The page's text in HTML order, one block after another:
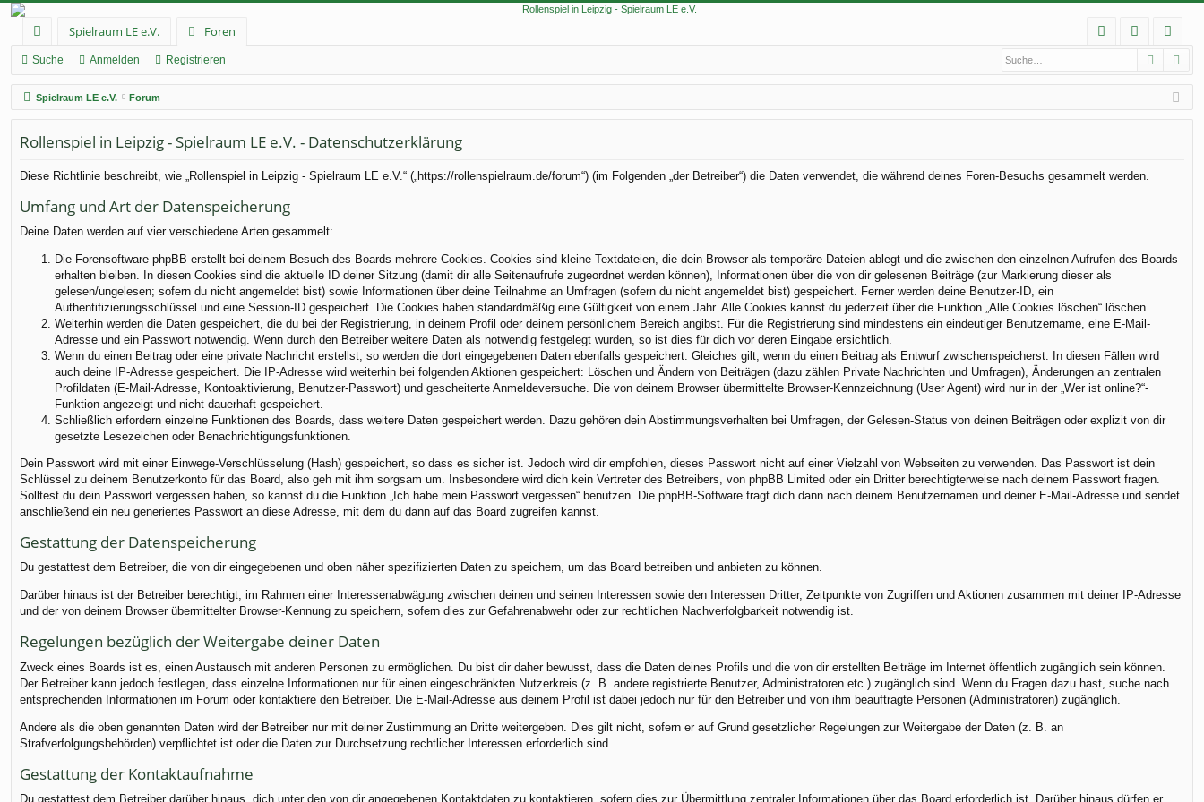
ch
ne
llz
ug
rif
Spielraum LE e.V.
Foren
Q
m
el
n
eg
ist
rie
Suche Anmelden Registrieren Suche
Spielraum LE e.V. Forum
Rollenspiel in Leipzig - Spielraum LE e.V. - Datenschutzerklärung
Diese Richtlinie beschreibt, wie „Rollenspiel in Leipzig - Spielraum LE e.V.“ („https://rollenspielraum.de/forum“) (im Folgenden „der Betreiber“) die Daten verwendet, die während deines Foren-Besuchs gesammelt werden.
Umfang und Art der Datenspeicherung
Deine Daten werden auf vier verschiedene Arten gesammelt:
Die Forensoftware phpBB erstellt bei deinem Besuch des Boards mehrere Cookies. Cookies sind kleine Textdateien, die dein Browser als temporäre Dateien ablegt und die zwischen den einzelnen Aufrufen des Boards
erhalten bleiben. In diesen Cookies sind die aktuelle ID deiner Sitzung (damit dir alle Seitenaufrufe zugeordnet werden können), Informationen über die von dir gelesenen Beiträge (zur Markierung dieser als
gelesen/ungelesen; sofern du nicht angemeldet bist) sowie Informationen über deine Teilnahme an Umfragen (sofern du nicht angemeldet bist) gespeichert. Ferner werden deine Benutzer-ID, ein
Authentifizierungsschlüssel und eine Session-ID gespeichert. Die Cookies haben standardmäßig eine Gültigkeit von einem Jahr. Alle Cookies kannst du jederzeit über die Funktion „Alle Cookies löschen“ löschen.
Weiterhin werden die Daten gespeichert, die du bei der Registrierung, in deinem Profil oder deinem persönlichem Bereich angibst. Für die Registrierung sind mindestens ein eindeutiger Benutzername, eine E-Mail-
Adresse und ein Passwort notwendig. Wenn durch den Betreiber weitere Daten als notwendig festgelegt wurden, so ist dies für dich vor deren Eingabe ersichtlich.
Wenn du einen Beitrag oder eine private Nachricht erstellst, so werden die dort eingegebenen Daten ebenfalls gespeichert. Gleiches gilt, wenn du einen Beitrag als Entwurf zwischenspeicherst. In diesen Fällen wird
auch deine IP-Adresse gespeichert. Die IP-Adresse wird weiterhin bei folgenden Aktionen gespeichert: Löschen und Ändern von Beiträgen (dazu zählen Private Nachrichten und Umfragen), Änderungen an zentralen
Profildaten (E-Mail-Adresse, Kontoaktivierung, Benutzer-Passwort) und gescheiterte Anmeldeversuche. Die von deinem Browser übermittelte Browser-Kennzeichnung (User Agent) wird nur in der „Wer ist online?“-
Funktion angezeigt und nicht dauerhaft gespeichert.
Schließlich erfordern einzelne Funktionen des Boards, dass weitere Daten gespeichert werden. Dazu gehören dein Abstimmungsverhalten bei Umfragen, der Gelesen-Status von deinen Beiträgen oder explizit von dir
gesetzte Lesezeichen oder Benachrichtigungsfunktionen.
Dein Passwort wird mit einer Einwege-Verschlüsselung (Hash) gespeichert, so dass es sicher ist. Jedoch wird dir empfohlen, dieses Passwort nicht auf einer Vielzahl von Webseiten zu verwenden. Das Passwort ist dein
Schlüssel zu deinem Benutzerkonto für das Board, also geh mit ihm sorgsam um. Insbesondere wird dich kein Vertreter des Betreibers, von phpBB Limited oder ein Dritter berechtigterweise nach deinem Passwort fragen.
Solltest du dein Passwort vergessen haben, so kannst du die Funktion „Ich habe mein Passwort vergessen“ benutzen. Die phpBB-Software fragt dich dann nach deinem Benutzernamen und deiner E-Mail-Adresse und sendet
anschließend ein neu generiertes Passwort an diese Adresse, mit dem du dann auf das Board zugreifen kannst.
Gestattung der Datenspeicherung
Du gestattest dem Betreiber, die von dir eingegebenen und oben näher spezifizierten Daten zu speichern, um das Board betreiben und anbieten zu können.
Darüber hinaus ist der Betreiber berechtigt, im Rahmen einer Interessenabwägung zwischen deinen und seinen Interessen sowie den Interessen Dritter, Zeitpunkte von Zugriffen und Aktionen zusammen mit deiner IP-Adresse
und der von deinem Browser übermittelter Browser-Kennung zu speichern, sofern dies zur Gefahrenabwehr oder zur rechtlichen Nachverfolgbarkeit notwendig ist.
Regelungen bezüglich der Weitergabe deiner Daten
Zweck eines Boards ist es, einen Austausch mit anderen Personen zu ermöglichen. Du bist dir daher bewusst, dass die Daten deines Profils und die von dir erstellten Beiträge im Internet öffentlich zugänglich sein können.
Der Betreiber kann jedoch festlegen, dass einzelne Informationen nur für einen eingeschränkten Nutzerkreis (z. B. andere registrierte Benutzer, Administratoren etc.) zugänglich sind. Wenn du Fragen dazu hast, suche nach
entsprechenden Informationen im Forum oder kontaktiere den Betreiber. Die E-Mail-Adresse aus deinem Profil ist dabei jedoch nur für den Betreiber und von ihm beauftragte Personen (Administratoren) zugänglich.
Andere als die oben genannten Daten wird der Betreiber nur mit deiner Zustimmung an Dritte weitergeben. Dies gilt nicht, sofern er auf Grund gesetzlicher Regelungen zur Weitergabe der Daten (z. B. an
Strafverfolgungsbehörden) verpflichtet ist oder die Daten zur Durchsetzung rechtlicher Interessen erforderlich sind.
Gestattung der Kontaktaufnahme
Du gestattest dem Betreiber darüber hinaus, dich unter den von dir angegebenen Kontaktdaten zu kontaktieren, sofern dies zur Übermittlung zentraler Informationen über das Board erforderlich ist. Darüber hinaus dürfen er